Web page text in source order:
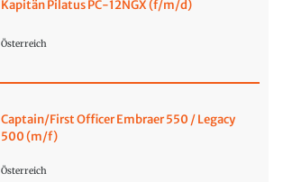
Kapitän Pilatus PC-12NGX (f/m/d)
Österreich
Captain/First Officer Embraer 550 / Legacy
500 (m/f)
Österreich